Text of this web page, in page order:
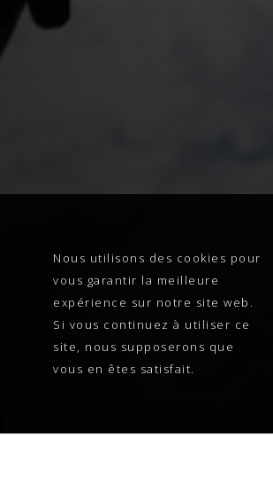
Nous utilisons des cookies pour
vous garantir la meilleure
expérience sur notre site web.
Si vous continuez à utiliser ce
site, nous supposerons que
vous en êtes satisfait.